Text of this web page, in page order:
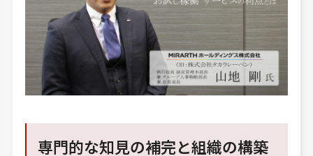
専門的な知見の補完と組織の構築